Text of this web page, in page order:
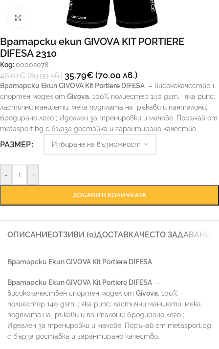
Вратарски екип GIVOVA KIT PORTIERE
DIFESA 2310
Код: 00002078
46.01€(89.99 лв.)35.79€(70.00 лв.)
Вратарски Екип GIVOVA Kit Portiere DIFESA – висококачествен
спортен модел от Givova. 100% полиестер 140 gsm. ; яка рипс;
ластични маншети; мекa подплата на
ръкави и панталони;
бродирано лого ; Идеален за тренировки и мачове. Поръчай от
metasport.bg с бърза доставка и гарантирано качество.
РАЗМЕР
- +
ДОБАВИ В КОЛИЧКАТА
ОПИСАНИЕОТЗИВИ (0)ДОСТАВКАЧЕСТО ЗАДАВАНИ
Вратарски Екип GIVOVA Kit Portiere DIFESA
Вратарски Екип GIVOVA Kit Portiere DIFESA –
висококачествен спортен модел от Givova. 100%
полиестер 140 gsm. ; яка рипс; ластични маншети; мекa
подплата на
ръкави и панталони; бродирано лого ;
Идеален за тренировки и мачове. Поръчай от metasport.bg
с бърза доставка и гарантирано качество.